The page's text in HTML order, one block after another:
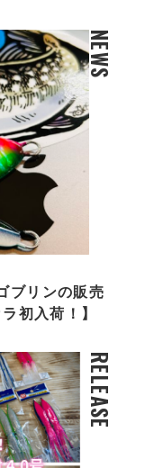
NEWS
ブリンの販売
初入荷！】
RELEASE